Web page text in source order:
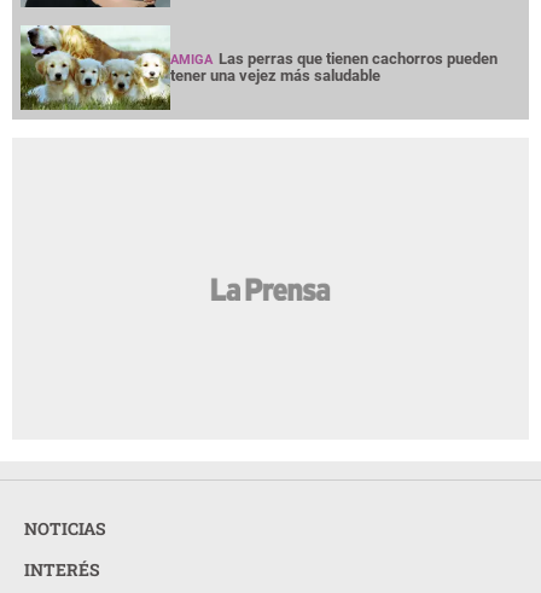
AMIGA Las perras que tienen cachorros pueden
tener una vejez más saludable
NOTICIAS
INTERÉS